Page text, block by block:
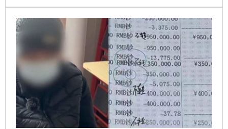
案。